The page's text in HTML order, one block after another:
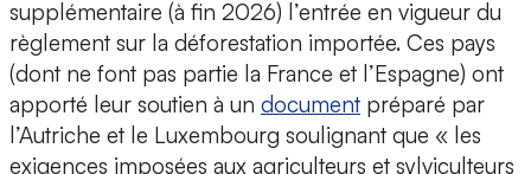
supplémentaire (à fin 2026) l’entrée en vigueur du
règlement sur la déforestation importée. Ces pays
(dont ne font pas partie la France et l’Espagne) ont
apporté leur soutien à un document préparé par
l’Autriche et le Luxembourg soulignant que « les
exigences imposées aux agriculteurs et sylviculteurs